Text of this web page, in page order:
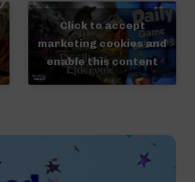
Click to accept
marketing cookies and
enable this content